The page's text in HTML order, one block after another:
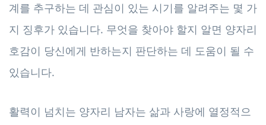
계를 추구하는 데 관심이 있는 시기를 알려주는 몇 가
지 징후가 있습니다. 무엇을 찾아야 할지 알면 양자리
호감이 당신에게 반하는지 판단하는 데 도움이 될 수
있습니다.
활력이 넘치는 양자리 남자는 삶과 사랑에 열정적으